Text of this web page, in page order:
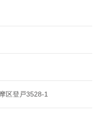
区登戸3528-1